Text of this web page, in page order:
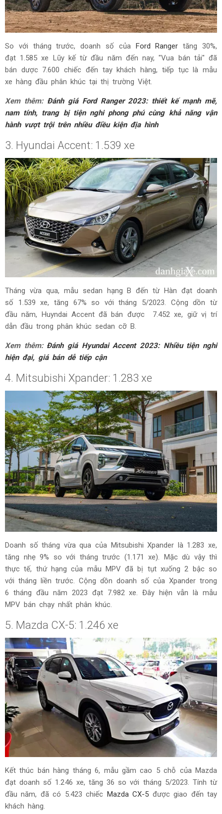
So với tháng trước, doanh số của Ford Ranger tăng 30%,
đạt 1.585 xe Lũy kế từ đầu năm đến nay, "Vua bán tải" đã
bán dược 7.600 chiếc đến tay khách hàng, tiếp tục là mẫu
xe hàng đầu phân khúc tại thị trường Việt.
Xem thêm: Đánh giá Ford Ranger 2023: thiết kế mạnh mẽ,
nam tính, trang bị tiện nghi phong phú cùng khả năng vận
hành vượt trội trên nhiều điều kiện địa hình
3. Hyundai Accent: 1.539 xe
Tháng vừa qua, mẫu sedan hạng B đến từ Hàn đạt doanh
số 1.539 xe, tăng 67% so với tháng 5/2023. Cộng dồn từ
đầu năm, Huyndai Accent đã bán được 7.452 xe, giữ vị trí
dẫn đầu trong phân khúc sedan cỡ B.
Xem thêm: Đánh giá Hyundai Accent 2023: Nhiều tiện nghi
hiện đại, giá bán dễ tiếp cận
4. Mitsubishi Xpander: 1.283 xe
Doanh số tháng vừa qua của Mitsubishi Xpander là 1.283 xe,
tăng nhẹ 9% so với tháng trước (1.171 xe). Mặc dù vậy thì
thực tế, thứ hạng của mẫu MPV đã bị tụt xuống 2 bậc so
với tháng liền trước. Cộng dồn doanh số của Xpander trong
6 tháng đầu năm 2023 đạt 7.982 xe. Đây hiện vẫn là mẫu
MPV bán chạy nhất phân khúc.
5. Mazda CX-5: 1.246 xe
Kết thúc bán hàng tháng 6, mẫu gầm cao 5 chỗ của Mazda
đạt doanh số 1.246 xe, tăng 36 so với tháng 5/2023. Tính từ
đầu năm, đã có 5.423 chiếc Mazda CX-5 được giao đến tay
khách hàng.